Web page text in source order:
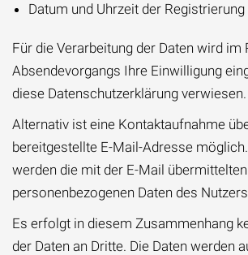
Datum und Uhrzeit der Registrierung
Für die Verarbeitung der Daten wird im
Absendevorgangs Ihre Einwilligung
diese Datenschutzerklärung verwiesen.
Alternativ ist eine Kontaktaufnahme
bereitgestellte E-Mail-Adresse
werden die mit der E-Mail übermittelten
personenbezogenen Daten des
Es erfolgt in diesem Zusammenhang
der Daten an Dritte. Die Daten werden